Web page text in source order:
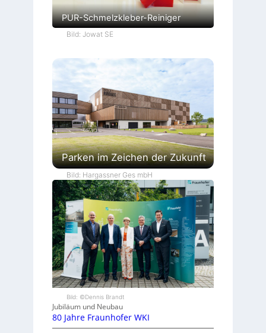
PUR-Schmelzkleber-Reiniger
Bild: Jowat SE
Parken im Zeichen der Zukunft
Bild: Hargassner Ges mbH
Bild: ©Dennis Brandt
Jubiläum und Neubau
80 Jahre Fraunhofer WKI